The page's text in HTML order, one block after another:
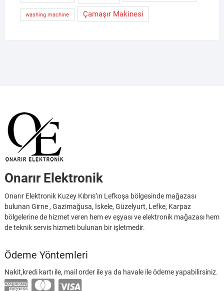
washing machine Çamaşır Makinesi
Onarır Elektronik
Onarır Elektronik Kuzey Kıbrıs’ın Lefkoşa bölgesinde mağazası
bulunan Girne , Gazimağusa, İskele, Güzelyurt, Lefke, Karpaz
bölgelerine de hizmet veren hem ev eşyası ve elektronik mağazası hem
de teknik servis hizmeti bulunan bir işletmedir.
Ödeme Yöntemleri
Nakit,kredi kartı ile, mail order ile ya da havale ile ödeme yapabilirsiniz.